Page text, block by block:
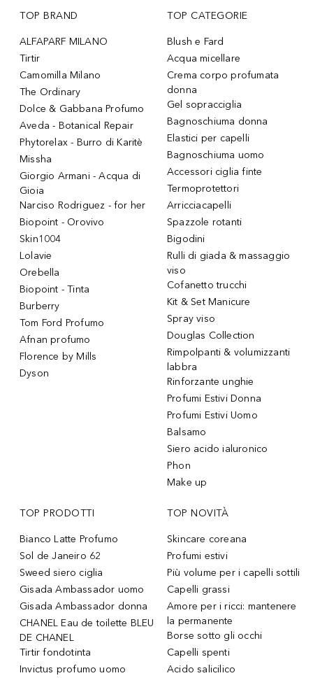
TOP BRAND
ALFAPARF MILANO
Tirtir
Camomilla Milano
The Ordinary
Dolce & Gabbana Profumo
Aveda - Botanical Repair
Phytorelax - Burro di Karitè
Missha
Giorgio Armani - Acqua di
Gioia
Narciso Rodriguez - for her
Biopoint - Orovivo
Skin1004
Lolavie
Orebella
Biopoint - Tinta
Burberry
Tom Ford Profumo
Afnan profumo
Florence by Mills
Dyson
TOP CATEGORIE
Blush e Fard
Acqua micellare
Crema corpo profumata
donna
Gel sopracciglia
Bagnoschiuma donna
Elastici per capelli
Bagnoschiuma uomo
Accessori ciglia finte
Termoprotettori
Arricciacapelli
Spazzole rotanti
Bigodini
Rulli di giada & massaggio
viso
Cofanetto trucchi
Kit & Set Manicure
Spray viso
Douglas Collection
Rimpolpanti & volumizzanti
labbra
Rinforzante unghie
Profumi Estivi Donna
Profumi Estivi Uomo
Balsamo
Siero acido ialuronico
Phon
Make up
TOP PRODOTTI
Bianco Latte Profumo
Sol de Janeiro 62
Sweed siero ciglia
Gisada Ambassador uomo
Gisada Ambassador donna
CHANEL Eau de toilette BLEU
DE CHANEL
Tirtir fondotinta
Invictus profumo uomo
TOP NOVITÀ
Skincare coreana
Profumi estivi
Più volume per i capelli sottili
Capelli grassi
Amore per i ricci: mantenere
la permanente
Borse sotto gli occhi
Capelli spenti
Acido salicilico